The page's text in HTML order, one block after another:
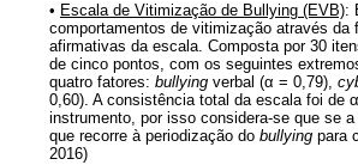
• Escala de Vitimização de Bullying (EVB):
comportamentos de vitimização através
afirmativas da escala. Composta por 30
de cinco pontos, com os seguintes
quatro fatores: bullying verbal (α = 0,79),
0,60). A consistência total da escala foi de α
instrumento, por isso considera-se que se
que recorre à periodização do bullying para
2016)